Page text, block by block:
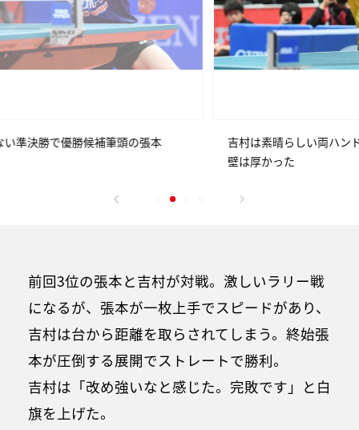
吉村は素晴らしい両ハンドドライブを見せたが張本の
前回3位の張本と吉村が対戦。激しいラリー戦
になるが、張本が一枚上手でスピードがあり、
吉村は台から距離を取らされてしまう。終始張
本が圧倒する展開でストレートで勝利。
吉村は「改め強いなと感じた。完敗です」と白
旗を上げた。